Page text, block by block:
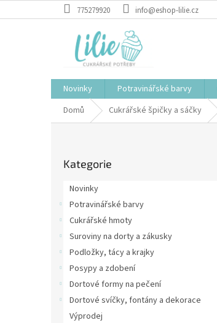
na
775279920 info@eshop-lilie.cz
Novinky Potravinářské barvy
Domů
Cukrářské špičky a sáčky
kategorie
Kategorie
Novinky
Potravinářské barvy
Cukrářské hmoty
Suroviny na dorty a zákusky
Podložky, tácy a krajky
Posypy a zdobení
Dortové formy na pečení
Dortové svíčky, fontány a dekorace
Výprodej